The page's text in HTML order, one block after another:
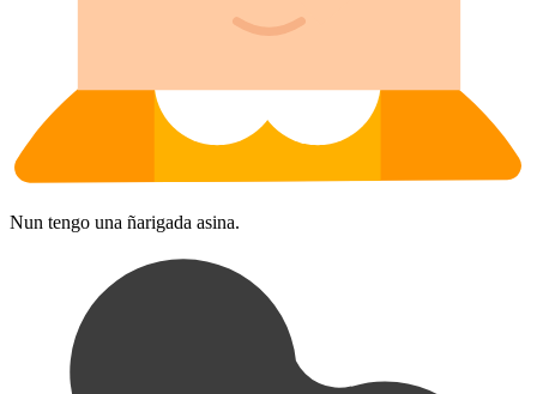
Nun tengo una ñarigada asina.